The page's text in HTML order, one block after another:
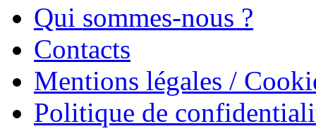
Qui sommes-nous ?
Contacts
Mentions légales /
Politique de